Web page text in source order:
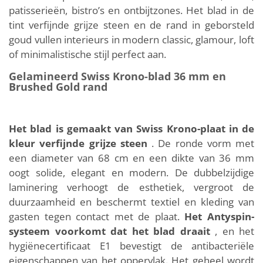
patisserieën, bistro’s en ontbijtzones. Het blad in de
tint verfijnde grijze steen en de rand in geborsteld
goud vullen interieurs in modern classic, glamour, loft
of minimalistische stijl perfect aan.
Gelamineerd Swiss Krono-blad 36 mm en
Brushed Gold rand
Het blad is gemaakt van Swiss Krono-plaat in de
kleur verfijnde grijze steen . De ronde vorm met
een diameter van 68 cm en een dikte van 36 mm
oogt solide, elegant en modern. De dubbelzijdige
laminering verhoogt de esthetiek, vergroot de
duurzaamheid en beschermt textiel en kleding van
gasten tegen contact met de plaat. Het Antyspin-
systeem voorkomt dat het blad draait , en het
hygiënecertificaat E1 bevestigt de antibacteriële